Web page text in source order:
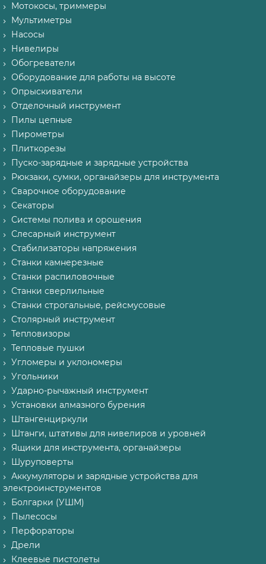
Мотокосы, триммеры
Мультиметры
Насосы
Нивелиры
Обогреватели
Оборудование для работы на высоте
Опрыскиватели
Отделочный инструмент
Пилы цепные
Пирометры
Плиткорезы
Пуско-зарядные и зарядные устройства
Рюкзаки, сумки, органайзеры для инструмента
Сварочное оборудование
Секаторы
Системы полива и орошения
Слесарный инструмент
Стабилизаторы напряжения
Станки камнерезные
Станки распиловочные
Станки сверлильные
Станки строгальные, рейсмусовые
Столярный инструмент
Тепловизоры
Тепловые пушки
Угломеры и уклономеры
Угольники
Ударно-рычажный инструмент
Установки алмазного бурения
Штангенциркули
Штанги, штативы для нивелиров и уровней
Ящики для инструмента, органайзеры
Шуруповерты
Аккумуляторы и зарядные устройства для
электроинструментов
Болгарки (УШМ)
Пылесосы
Перфораторы
Дрели
Клеевые пистолеты